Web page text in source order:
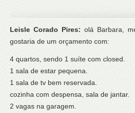
Leisle Corado Pires: olá Barbara,
gostaria de um orçamento com:
4 quartos, sendo 1 suíte com closed.
1 sala de estar pequena.
1 sala de tv bem reservada.
cozinha com despensa, sala de jantar.
2 vagas na garagem.